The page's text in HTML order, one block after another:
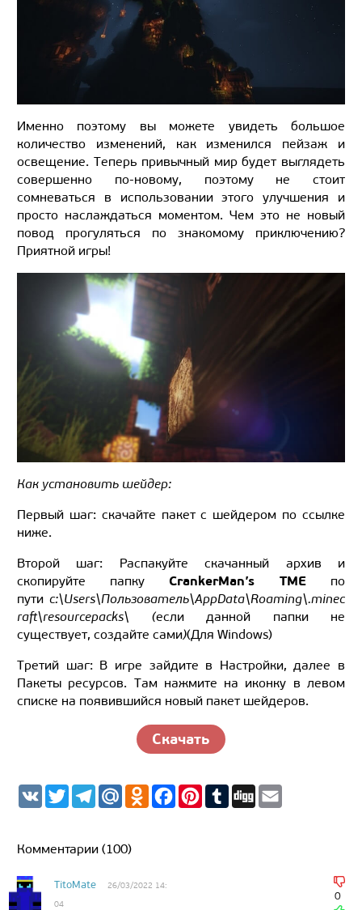
Именно поэтому вы можете увидеть большое
количество изменений, как изменился пейзаж и
освещение. Теперь привычный мир будет выглядеть
совершенно по-новому, поэтому не стоит
сомневаться в использовании этого улучшения и
просто наслаждаться моментом. Чем это не новый
повод прогуляться по знакомому приключению?
Приятной игры!
Как установить шейдер:
Первый шаг: скачайте пакет с шейдером по ссылке
ниже.
Второй шаг: Распакуйте скачанный архив и
скопируйте папкуCrankerMan’s TME
по
пути c:\Users\Пользователь\AppData\Roaming\.minec
raft\resourcepacks\ (если данной папки не
существует, создайте сами)(Для Windows)
Третий шаг: В игре зайдите в Настройки, далее в
Пакеты ресурсов. Там нажмите на иконку в левом
списке на появившийся новый пакет шейдеров.
Скачать
V
K
T
w
e
T
e
r
m
M
a
R
u
O
d
s
F
a
P
T
u
D
Комментарии (100)
TitoMate
26/03/2022 14:
04
0